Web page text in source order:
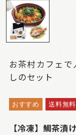
お茶村カフェ
しのセット
おすすめ 送料無料
【冷凍】鯛茶漬